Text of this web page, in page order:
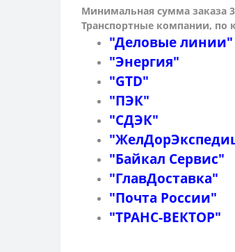
Минимальная сумма заказа
Транспортные компании, по
"Деловые линии"
"Энергия"
"GTD"
"ПЭК"
"СДЭК"
"Байкал Сервис"
"ГлавДоставка"
"Почта России"
"ТРАНС-ВЕКТОР"